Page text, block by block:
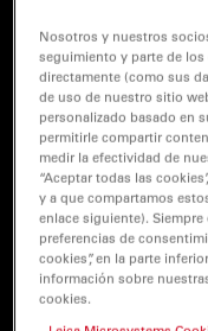
Nosotros y nuestros
seguimiento y parte de
directamente (como sus
de uso de nuestro sitio
personalizado basado en
permitirle compartir
medir la efectividad de
“Aceptar todas las
y a que compartamos
enlace siguiente).
preferencias de
cookies”, en la parte
información sobre
cookies.